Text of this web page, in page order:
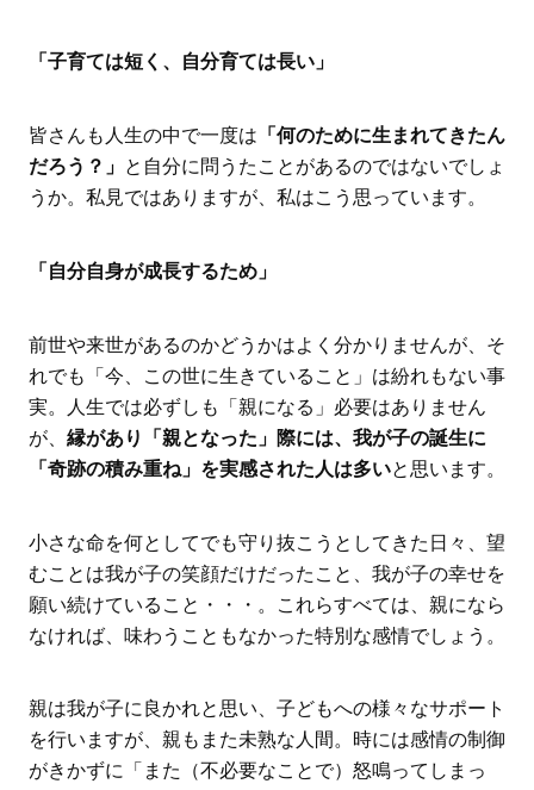
「子育ては短く、自分育ては長い」
皆さんも人生の中で一度は 「何のために生まれてきたん
だろう？」 と自分に問うたことがあるのではないでしょ
うか。私見ではありますが、私はこう思っています。
「自分自身が成長するため」
前世や来世があるのかどうかはよく分かりませんが、そ
れでも「今、この世に生きていること」は紛れもない事
実。人生では必ずしも「親になる」必要はありません
が、 縁があり「親となった」際には、我が子の誕生に
「奇跡の積み重ね」を実感された人は多いと思います。
小さな命を何としてでも守り抜こうとしてきた日々、望
むことは我が子の笑顔だけだったこと、我が子の幸せを
願い続けていること・・・。これらすべては、親になら
なければ、味わうこともなかった特別な感情でしょう。
親は我が子に良かれと思い、子どもへの様々なサポート
を行いますが、親もまた未熟な人間。時には感情の制御
がきかずに「また（不必要なことで）怒鳴ってしまっ